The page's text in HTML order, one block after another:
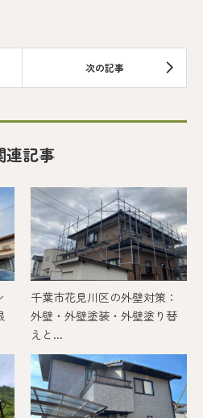
連記事
千葉市花見川区の外壁対策：
外壁・外壁塗装・外壁塗り替
えと...